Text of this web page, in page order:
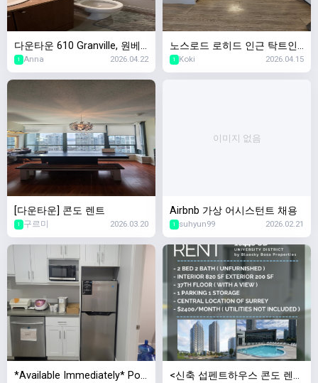
다운타운 610 Granville, 원베
드룸유닛 $2400 6월1일입주
1 Anna 2026.04.22
노스로드 로히드 인근 탁트인
베이스먼트 방2/욕실1
1 Koki 2026.04.15
[다운타운] 콘도 렌트
1 구르미 2026.03.20
이미지 없음
Airbnb 가상 어시스턴트 채용
1 suhyun99 2026.02.21
*Available Immediately* Port
<신축 섭펜트하우스 콘도 렌트